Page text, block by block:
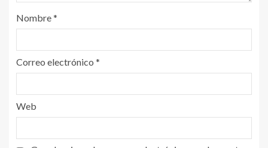
Nombre*
Correo electrónico *
Web